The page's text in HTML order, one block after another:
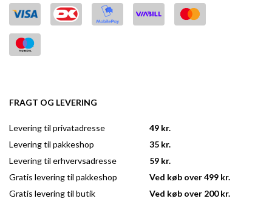
FRAGT OG LEVERING
Levering til privatadresse
Levering til pakkeshop
Levering til erhvervsadresse
Gratis levering til pakkeshop
Gratis levering til butik
49 kr.
35 kr.
59 kr.
Ved køb over 499 kr.
Ved køb over 200 kr.